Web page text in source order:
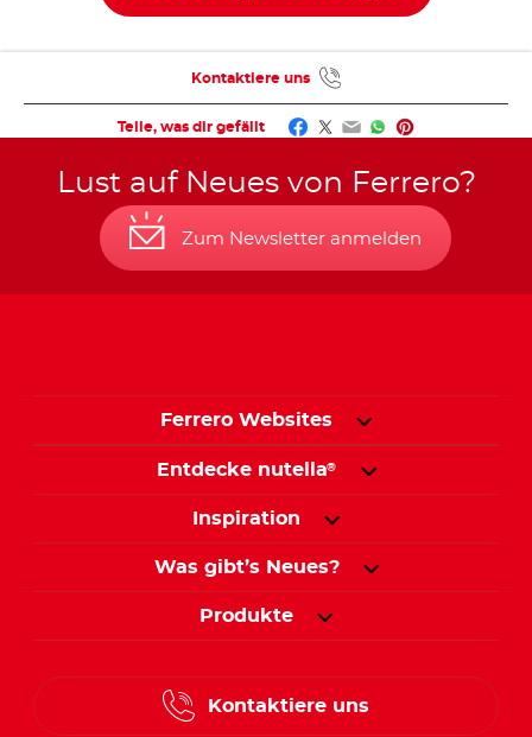
Teile, was dir gefällt Facebook
Twitter
EmailWhatsApp
Pinterest
Kontaktiere uns
Lust auf Neues von Ferrero?
Zum Newsletter anmelden
Ferrero Websites
Entdecke nutella®
Inspiration
Was gibt’s Neues?
Produkte
Kontaktiere uns